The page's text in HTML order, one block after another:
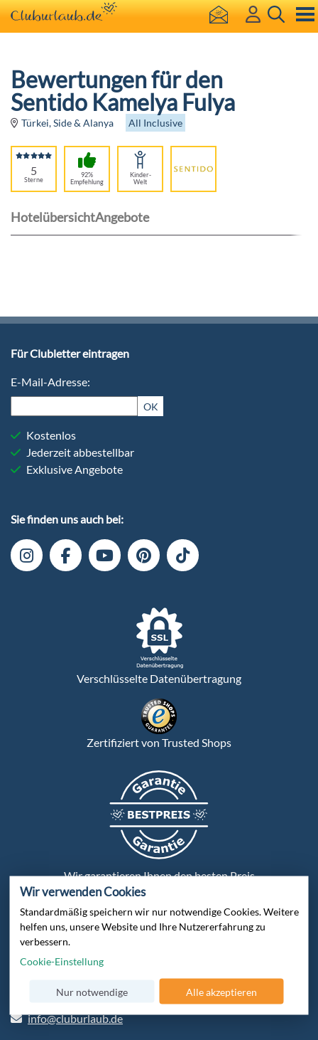
Bewertungen für den
Sentido Kamelya Fulya
Türkei, Side & Alanya All Inclusive
5
Sterne
92%
Empfehlung
Kinder-
Welt
HotelübersichtAngebote
Sie finden uns auch bei:
Verschlüsselte Datenübertragung
Zertifiziert von Trusted Shops
Wir garantieren Ihnen den besten Preis
Für Clubletter eintragen
E-Mail-Adresse:
OK
Kostenlos
Jederzeit abbestellbar
Exklusive Angebote
Persönliche Beratung:
beraten und bekommt den besten Service.
+49 6103-5969-32
info@cluburlaub.de
Wir verwenden Cookies
Standardmäßig speichern wir nur notwendige Cookies. Weitere
helfen uns, unsere Website und Ihre Nutzererfahrung zu
verbessern.
Cookie-Einstellung
Nur notwendige Alle akzeptieren